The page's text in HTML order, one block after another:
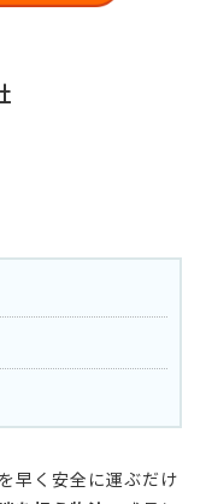
早く安全に運ぶだけ